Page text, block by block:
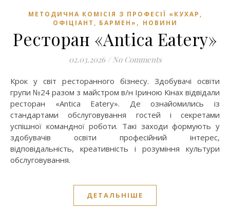
МЕТОДИЧНА КОМІСІЯ З ПРОФЕСІЇ «КУХАР,
ОФІЦІАНТ, БАРМЕН» , НОВИНИ
Ресторан «Antica Eatery»
02.03.2026 / No Comments
Крок у світ ресторанного бізнесу. Здобувачі освіти
групи №24 разом з майстром в/н Іриною Кінах відвідали
ресторан «Antica Eatery». Де ознайомились із
стандартами обслуговування гостей і секретами
успішної командної роботи. Такі заходи формують у
здобувачів освіти професійний інтерес,
відповідальність, креативність і розуміння культури
обслуговування.
ДЕТАЛЬНІШЕ